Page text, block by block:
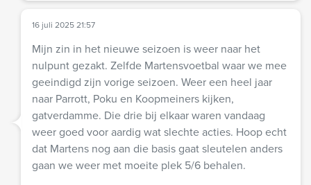
16 juli 2025 21:57
Mijn zin in het nieuwe seizoen is weer naar het
nulpunt gezakt. Zelfde Martensvoetbal waar we mee
geeindigd zijn vorige seizoen. Weer een heel jaar
naar Parrott, Poku en Koopmeiners kijken,
gatverdamme. Die drie bij elkaar waren vandaag
weer goed voor aardig wat slechte acties. Hoop echt
dat Martens nog aan die basis gaat sleutelen anders
gaan we weer met moeite plek 5/6 behalen.